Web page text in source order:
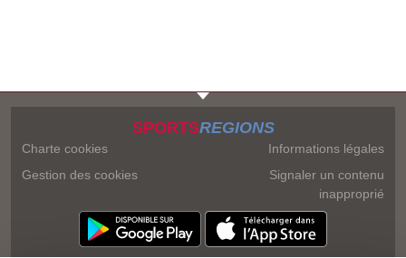
SPORTSREGIONS
Charte cookies
Gestion des cookies
Informations légales
Signaler un contenu
inapproprié